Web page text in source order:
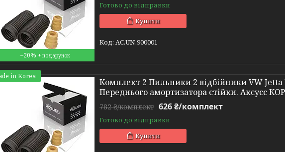
–20%
Готово до відправки
Купити
AC.UN.900001
in Korea
Комплект 2 Пильники 2 відбійники VW
Переднього амортизатора стійки. Аксусс
782 ₴/комплект 626 ₴/комплект
Готово до відправки
Купити